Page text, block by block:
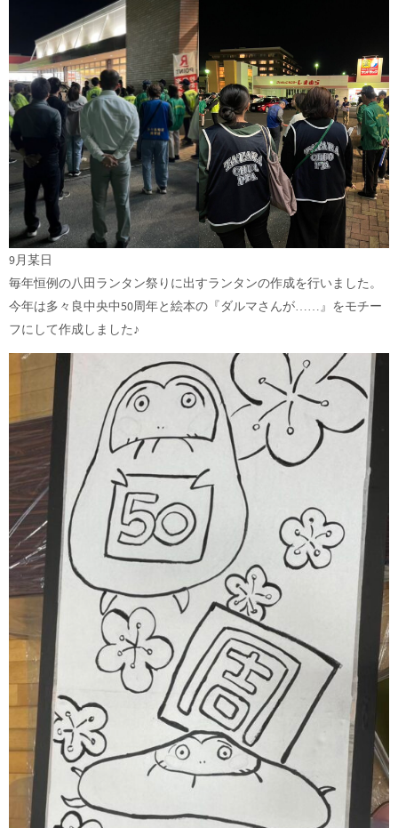
9月某日
毎年恒例の八田ランタン祭りに出すランタンの作成を行いました。
今年は多々良中央中50周年と絵本の『ダルマさんが……』をモチー
フにして作成しました♪